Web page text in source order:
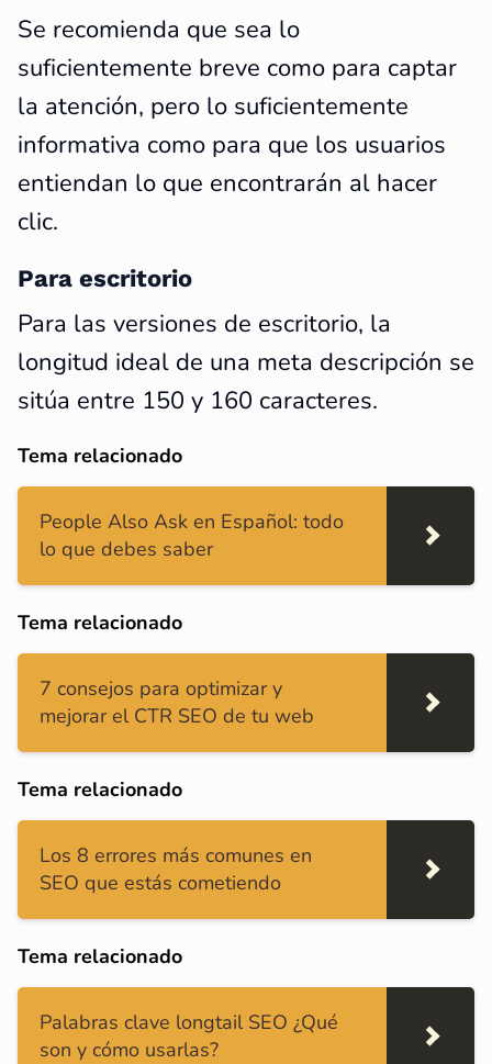
Se recomienda que sea lo
suficientemente breve como para captar
la atención, pero lo suficientemente
informativa como para que los usuarios
entiendan lo que encontrarán al hacer
clic.
Para escritorio
Para las versiones de escritorio, la
longitud ideal de una meta descripción se
sitúa entre 150 y 160 caracteres.
Tema relacionado
People Also Ask en Español: todo
lo que debes saber
Tema relacionado
7 consejos para optimizar y
mejorar el CTR SEO de tu web
Tema relacionado
Los 8 errores más comunes en
SEO que estás cometiendo
Tema relacionado
Palabras clave longtail SEO ¿Qué
son y cómo usarlas?